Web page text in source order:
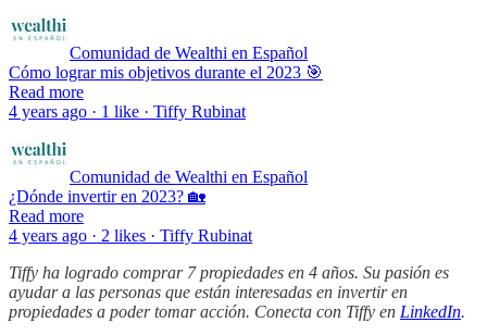
Comunidad de Wealthi en Español
Cómo lograr mis objetivos durante el 2023 🎯
Read more
4 years ago · 1 like · Tiffy Rubinat
Comunidad de Wealthi en Español
¿Dónde invertir en 2023? 🏡
Read more
4 years ago · 2 likes · Tiffy Rubinat
Tiffy ha logrado comprar 7 propiedades en 4 años. Su pasión es
ayudar a las personas que están interesadas en invertir en
propiedades a poder tomar acción. Conecta con Tiffy en LinkedIn.